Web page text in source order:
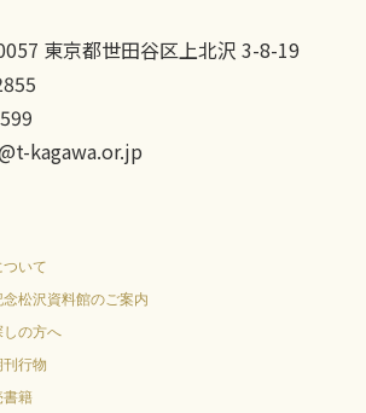
東京都世田谷区上北沢 3-8-19
kagawa.or.jp
いて
松沢資料館のご案内
しの方へ
行物
書籍